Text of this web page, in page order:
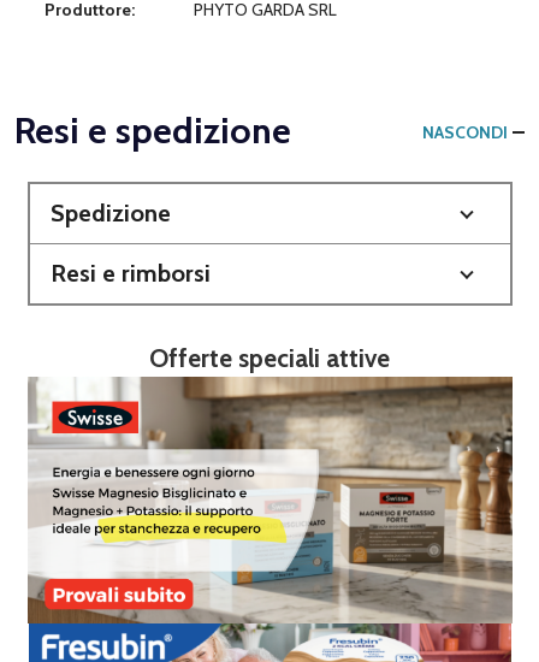
Produttore: PHYTO GARDA SRL
Resi e spedizione NASCONDI
Spedizione
Resi e rimborsi
Offerte speciali attive